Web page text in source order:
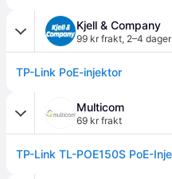
Kjell & Company
99 kr frakt, 2–4 dager
TP-Link PoE-injektor
Multicom
69 kr frakt